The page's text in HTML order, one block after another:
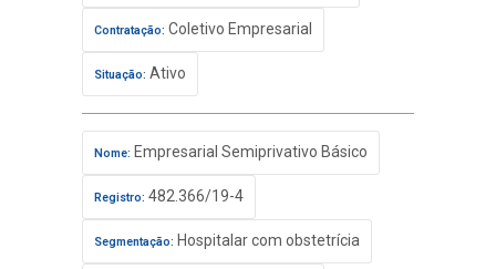
Contratação: Coletivo Empresarial
Situação: Ativo
Nome: Empresarial Semiprivativo Básico
Registro: 482.366/19-4
Segmentação: Hospitalar com obstetrícia